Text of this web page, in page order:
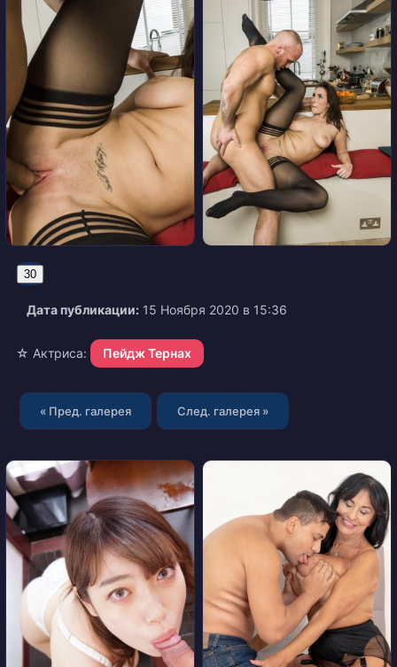
30
Дата публикации: 15 Ноября 2020 в 15:36
☆ Актриса: Пейдж Тернах
« Пред. галерея След. галерея »